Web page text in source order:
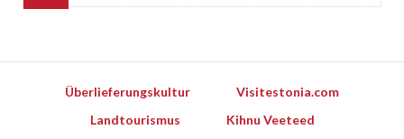
Überlieferungskultur
Visitestonia.com
Landtourismus
Kihnu Veeteed